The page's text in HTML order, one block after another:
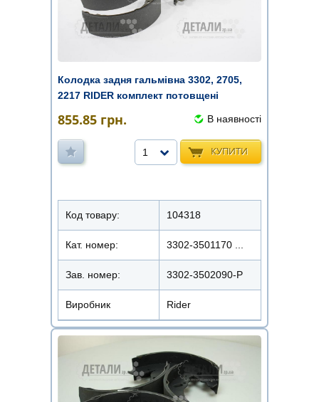
Колодка задня гальмівна 3302, 2705,
2217 RIDER комплект потовщені
855.85 грн. В наявності
КУПИТИ
1
Код товару: 104318
Кат. номер: 3302-3501170 ...
Зав. номер: 3302-3502090-Р
Виробник Rider